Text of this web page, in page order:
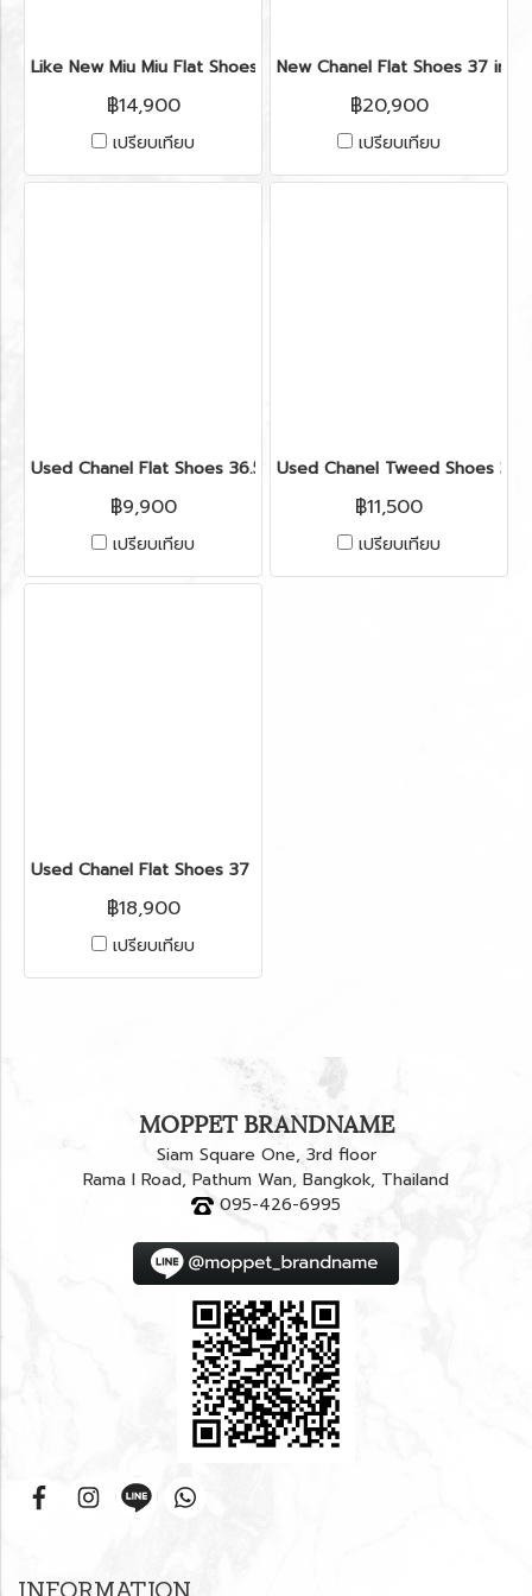
Like New Miu Miu Flat Shoes 35" in Blue Velvet GHW
฿14,900
เปรียบเทียบ
New Chanel Flat Shoes 37 in
฿20,900
เปรียบเทียบ
Used Chanel Flat Shoes 36.5 in Green Leather
฿9,900
เปรียบเทียบ
Used Chanel Tweed Shoes 38
฿11,500
เปรียบเทียบ
Used Chanel Flat Shoes 37 in Light Gold Leather
฿18,900
เปรียบเทียบ
MOPPET BRANDNAME
Siam Square One, 3rd floor
Rama I Road, Pathum Wan, Bangkok, Thailand
095-426-6995